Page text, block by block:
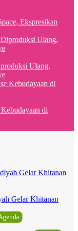
Ekspresikan
Ulang,
di
Gelar Khitanan